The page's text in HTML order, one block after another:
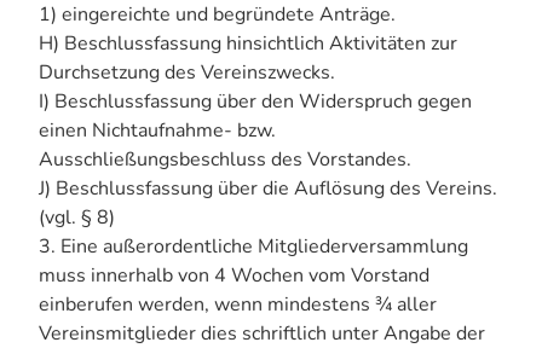
1) eingereichte und begründete Anträge.
H) Beschlussfassung hinsichtlich Aktivitäten zur
Durchsetzung des Vereinszwecks.
I) Beschlussfassung über den Widerspruch gegen
einen Nichtaufnahme- bzw.
Ausschließungsbeschluss des Vorstandes.
J) Beschlussfassung über die Auflösung des Vereins.
(vgl. § 8)
3. Eine außerordentliche Mitgliederversammlung
muss innerhalb von 4 Wochen vom Vorstand
einberufen werden, wenn mindestens ¾ aller
Vereinsmitglieder dies schriftlich unter Angabe der